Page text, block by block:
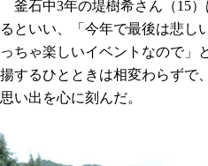
釜石中3年の堤樹希さん（15
るといい、「今年で最後は悲し
っちゃ楽しいイベントなので」
揚するひとときは相変わらずで
思い出を心に刻んだ。